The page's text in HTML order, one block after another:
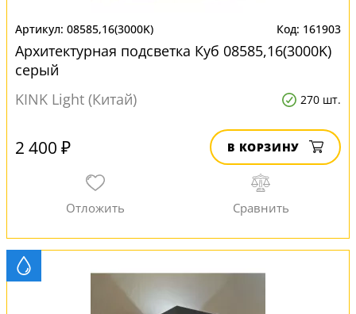
08585,16(3000K) 161903
Архитектурная подсветка Куб 08585,16(3000K)
серый
KINK Light (Китай)
270 шт.
2 400 ₽ В КОРЗИНУ